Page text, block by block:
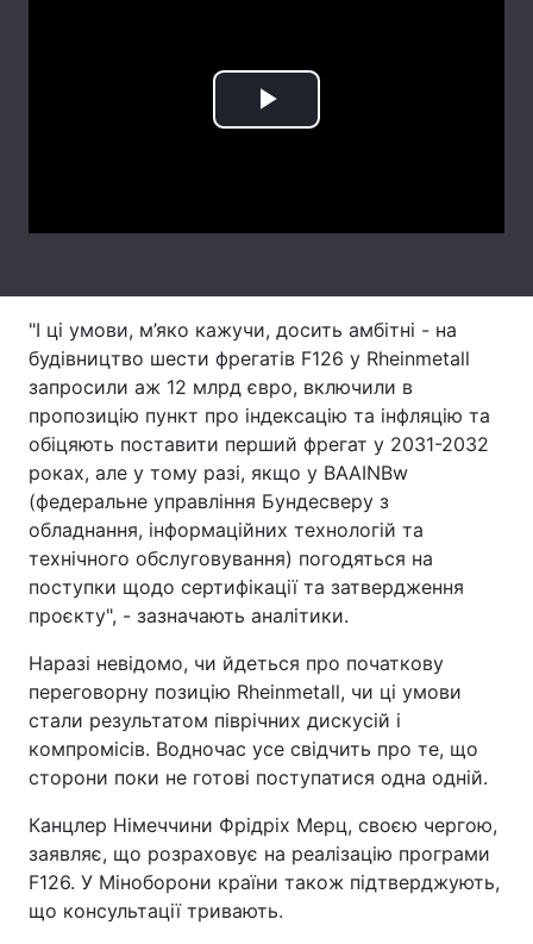
Вакансії
Тема оформлення
Play
"І ці умови, м’яко кажучи, досить амбітні - на
будівництво шести фрегатів F126 у Rheinmetall
запросили аж 12 млрд євро, включили в
пропозицію пункт про індексацію та інфляцію та
обіцяють поставити перший фрегат у 2031-2032
роках, але у тому разі, якщо у BAAINBw
(федеральне управління Бундесверу з
обладнання, інформаційних технологій та
технічного обслуговування) погодяться на
поступки щодо сертифікації та затвердження
проєкту", - зазначають аналітики.
Наразі невідомо, чи йдеться про початкову
переговорну позицію Rheinmetall, чи ці умови
стали результатом піврічних дискусій і
компромісів. Водночас усе свідчить про те, що
сторони поки не готові поступатися одна одній.
Канцлер Німеччини Фрідріх Мерц, своєю чергою,
заявляє, що розраховує на реалізацію програми
F126. У Міноборони країни також підтверджують,
що консультації тривають.